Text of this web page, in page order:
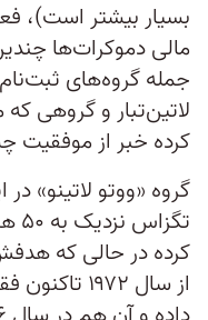
بسیار بیشتر است)،
مالی دموکرات‌ها
جمله گروه‌های
لاتین‌تبار و گروهی که
کرده خبر از موفقیت
گروه «ووتو لاتینو»
از سال